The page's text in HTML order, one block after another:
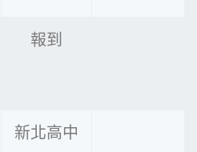
報到
新北高中